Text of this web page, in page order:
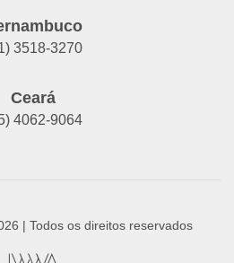
3518-3270
Ceará
4062-9064
| Todos os direitos reservados